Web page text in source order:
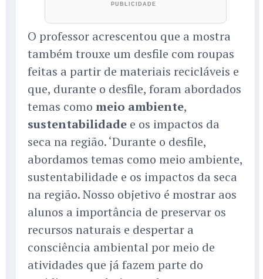
O professor acrescentou que a mostra
também trouxe um desfile com roupas
feitas a partir de materiais recicláveis e
que, durante o desfile, foram abordados
temas como meio ambiente,
sustentabilidade e os impactos da
seca na região. ‘Durante o desfile,
abordamos temas como meio ambiente,
sustentabilidade e os impactos da seca
na região. Nosso objetivo é mostrar aos
alunos a importância de preservar os
recursos naturais e despertar a
consciência ambiental por meio de
atividades que já fazem parte do